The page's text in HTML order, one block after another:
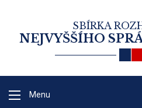
SBÍRKA
NEJVYŠŠÍHO
Menu